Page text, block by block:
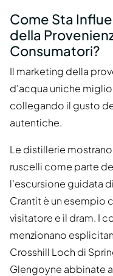
Come Sta
della
Consumatori?
Il marketing della
d'acqua uniche
collegando il gusto
autentiche.
Le distillerie
ruscelli come parte
l'escursione guidata
Crantit è un esempio
visitatore e il dram. I
menzionano
Crosshill Loch di
Glengoyne abbinate